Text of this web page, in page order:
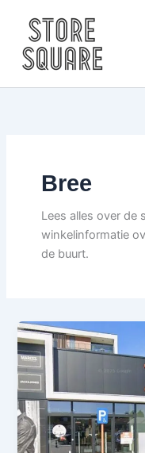
content
Bree
Lees alles over de
winkelinformatie
de buurt.